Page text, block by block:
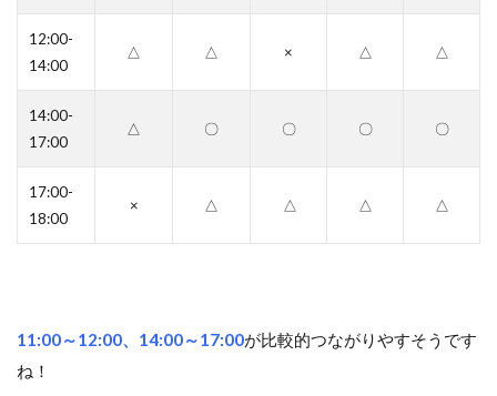
12:00-
14:00
△ △ × △ △
14:00-
17:00
△ 〇 〇 〇 〇
17:00-
18:00
× △ △ △ △
11:00～12:00、14:00～17:00が比較的つながりやすそうです
ね！